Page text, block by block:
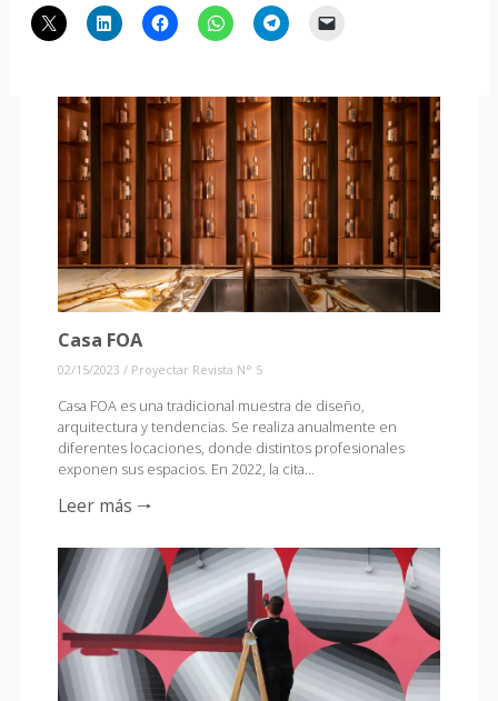
Casa FOA
02/15/2023 / Proyectar Revista N° 5
Casa FOA es una tradicional muestra de diseño,
arquitectura y tendencias. Se realiza anualmente en
diferentes locaciones, donde distintos profesionales
exponen sus espacios. En 2022, la cita...
Leer más 🠒